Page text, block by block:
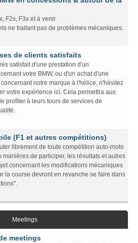
F2x, F3x et à venir.
ne traitant pas de problèmes mécaniques.
de clients satisfaits
satisfait d'une prestation d'un
votre BMW, ou d'un achat d'une
notre marque à l'hélice, n'hésitez
votre expérience ici. Cela permettra aux
profiter à leurs tours de services de
(F1 et autres compétitions)
librement de toute compétition auto-moto
manières de participer, les résultats et autres
concernant les modifications mécaniques
la course devront en revanche se faire dans
Meetings
meetings